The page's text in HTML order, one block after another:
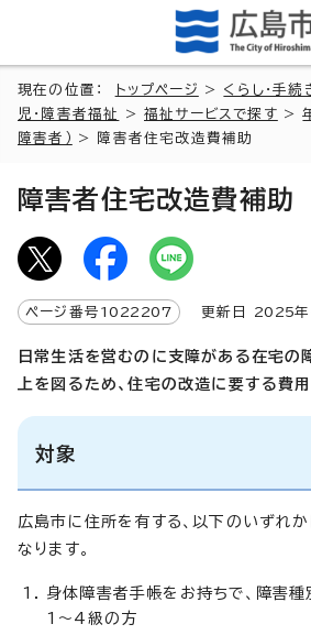
現在の位置： トップページ > くらし・手続
児・障害者福祉
>福祉サービスで探す >
障害者）
> 障害者住宅改造費補助
障害者住宅改造費補助
ページ番号 1022207 更新日 2025
日常生活を営むのに支障がある在宅の
上を図るため、住宅の改造に要する費用
対象
広島市に住所を有する、以下のいずれ
なります。
身体障害者手帳をお持ちで、障害
1～4級の方